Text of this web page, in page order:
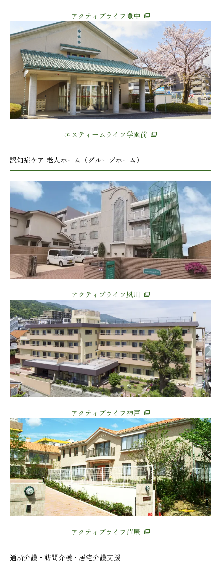
アクティブライフ豊中
エスティームライフ学園前
認知症ケア 老人ホーム（グループホーム）
アクティブライフ夙川
アクティブライフ神戸
アクティブライフ芦屋
通所介護・訪問介護・居宅介護支援